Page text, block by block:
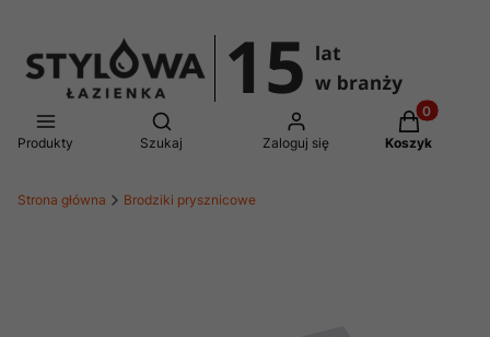
Produkty
Otwórz wyszukiwarkę
Szukaj Zaloguj się
Produkty
Koszyk
Strona główna Brodziki prysznicowe